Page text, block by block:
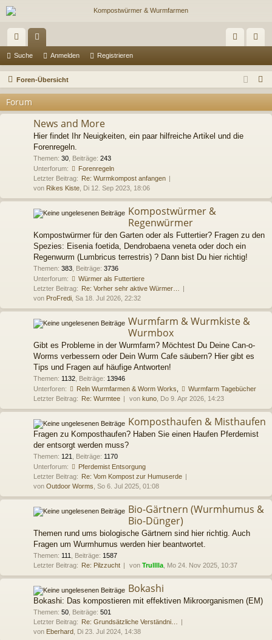
ch
ne
llz
ug
en m
el
de
ist
rie
re
Suche Anmelden Registrieren
Foren-Übersicht
u
Forum
News and More
Hier findet Ihr Neuigkeiten, ein paar hilfreiche Artikel und die
Forenregeln.
Themen: 30 Beiträge: 243
Unterforum:
Forenregeln
Letzter Beitrag: Re: Wurmkompost anfangen
von Rikes Kiste , Di 12. Sep 2023, 18:06
Kompostwürmer &
Regenwürmer
Kompostwürmer für den Garten oder als Futtertier? Fragen zu den
Spezies: Eisenia foetida, Dendrobaena veneta oder doch ein
Regenwurm (Lumbricus terrestris) ? Dann bist Du hier richtig!
Themen: 383 Beiträge: 3736
Unterforum:
Würmer als Futtertiere
Letzter Beitrag: Re: Vorher sehr aktive Würmer…
von ProFredi , Sa 18. Jul 2026, 22:32
Wurmfarm & Wurmkiste &
Wurmbox
Gibt es Probleme in der Wurmfarm? Möchtest Du Deine Can-o-
Worms verbessern oder Dein Wurm Cafe säubern? Hier gibt es
Tips und Fragen auf häufige Antworten!
Themen: 1132 Beiträge: 13946
Unterforen:
Reln Wurmfarmen & Worm Works
Wurmfarm Tagebücher
Letzter Beitrag: Re: Wurmtee von kuno , Do 9. Apr 2026, 14:23
Komposthaufen & Misthaufen
Fragen zu Komposthaufen? Haben Sie einen Haufen Pferdemist
der entsorgt werden muss?
Themen: 121 Beiträge: 1170
Unterforum:
Pferdemist Entsorgung
Letzter Beitrag: Re: Vom Kompost zur Humuserde
von Outdoor Worms , So 6. Jul 2025, 01:08
Bio-Gärtnern (Wurmhumus &
Bio-Dünger)
Themen rund ums biologische Gärtnern sind hier richtig. Auch
Fragen um Wurmhumus werden hier beantwortet.
Themen: 111 Beiträge: 1587
Letzter Beitrag: Re: Pilzzucht von Trulllla , Mo 24. Nov 2025, 10:37
Bokashi
Bokashi: Das kompostieren mit effektiven Mikroorganismen (EM)
Themen: 50 Beiträge: 501
Letzter Beitrag: Re: Grundsätzliche Verständni…
von Eberhard , Di 23. Jul 2024, 14:38